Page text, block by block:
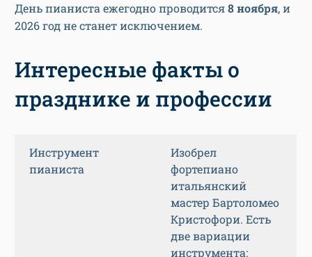
День пианиста ежегодно проводится8 ноября, и
2026 год не станет исключением.
Интересные факты о
празднике и профессии
Инструмент
пианиста
Изобрел
фортепиано
итальянский
мастер Бартоломео
Кристофори. Есть
две вариации
инструмента: